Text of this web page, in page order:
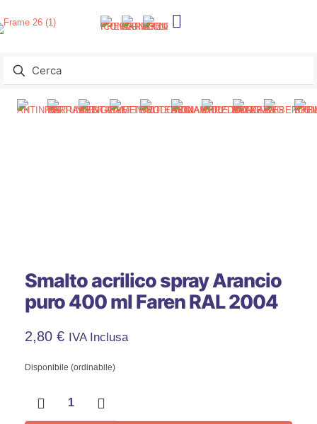
Smalto acrilico spray Arancio
puro 400 ml Faren RAL 2004
2,80 € IVA Inclusa
Disponibile (ordinabile)
spray